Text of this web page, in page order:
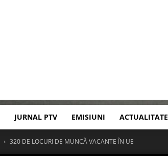
JURNAL PTV EMISIUNI ACTUALITATE
320 DE LOCURI DE MUNCĂ VACANTE ÎN UE